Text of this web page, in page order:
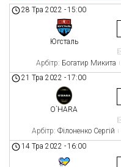
28 Тра 2022 -15:00
Югсталь
Арбітр: Богатир Микита
21 Тра 2022 -17:00
O`HARA
Арбітр: Філоненко Сергій
14 Тра 2022 -16:00